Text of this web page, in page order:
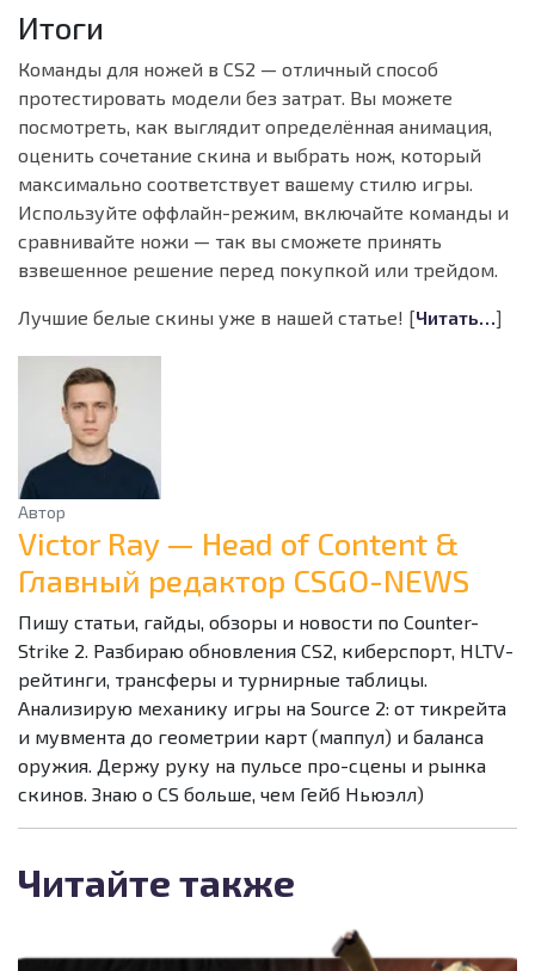
Итоги
Команды для ножей в CS2 — отличный способ
протестировать модели без затрат. Вы можете
посмотреть, как выглядит определённая анимация,
оценить сочетание скина и выбрать нож, который
максимально соответствует вашему стилю игры.
Используйте оффлайн-режим, включайте команды и
сравнивайте ножи — так вы сможете принять
взвешенное решение перед покупкой или трейдом.
Лучшие белые скины уже в нашей статье! [Читать…]
Автор
Victor Ray — Head of Content &
Главный редактор CSGO-NEWS
Пишу статьи, гайды, обзоры и новости по Counter-
Strike 2. Разбираю обновления CS2, киберспорт, HLTV-
рейтинги, трансферы и турнирные таблицы.
Анализирую механику игры на Source 2: от тикрейта
и мувмента до геометрии карт (маппул) и баланса
оружия. Держу руку на пульсе про-сцены и рынка
скинов. Знаю о CS больше, чем Гейб Ньюэлл)
Читайте также